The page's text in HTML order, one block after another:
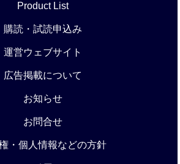
Product List
購読・試読申込み
運営ウェブサイト
広告掲載について
お知らせ
お問合せ
・個人情報などの方針